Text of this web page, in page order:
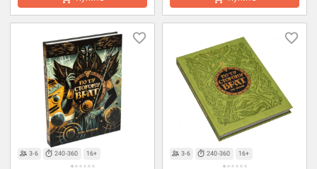
3-6 240-360 16+ 3-6 240-360 16+